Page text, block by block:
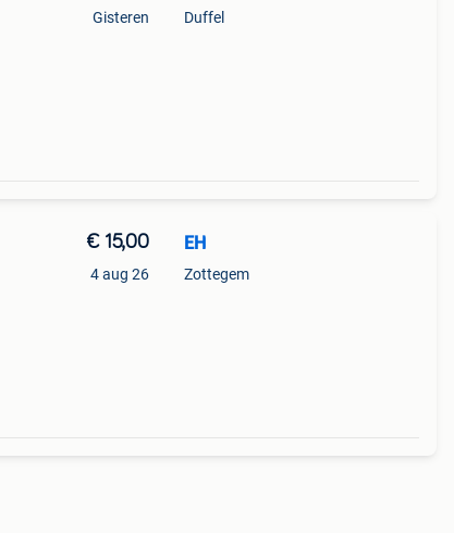
Gisteren Duffel
€ 15,00
4 aug 26
EH
Zottegem